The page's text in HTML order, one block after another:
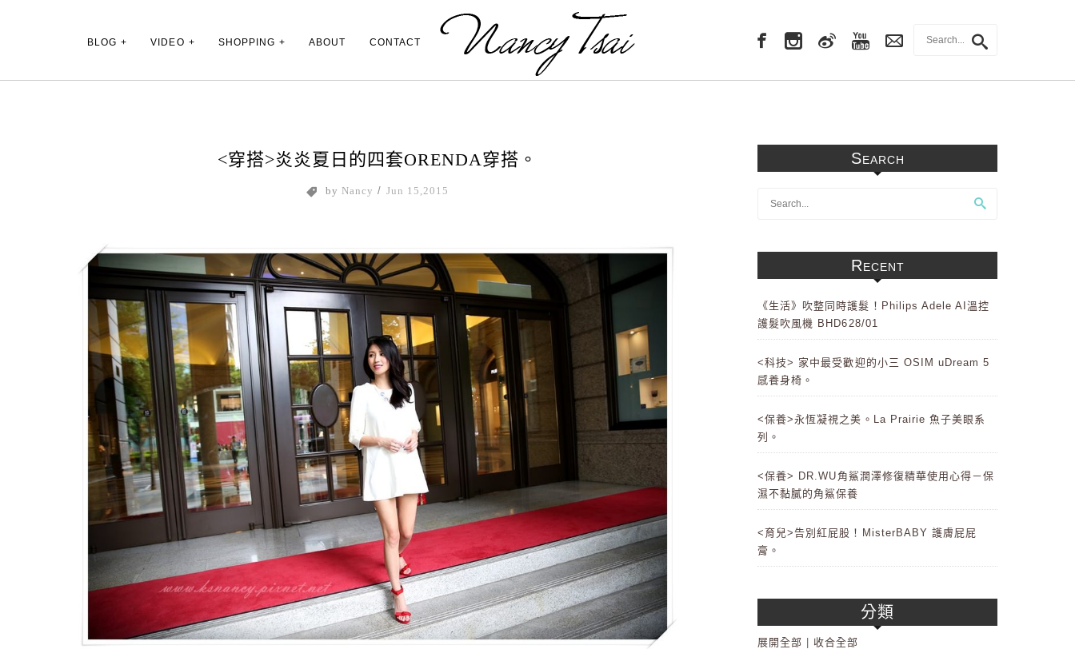
Main Menu
BLOG VIDEO SHOPPING ABOUT CONTACT
<穿搭>炎炎夏日的四套ORENDA穿搭。
by Nancy / Jun 15,2015
Search
Recent
《生活》吹整同時護髮！Philips Adele AI溫控
護髮吹風機 BHD628/01
<科技> 家中最受歡迎的小三 OSIM uDream 5
感養身椅。
<保養>永恆凝視之美。La Prairie 魚子美眼系
列。
<保養> DR.WU角鯊潤澤修復精華使用心得－保
濕不黏膩的角鯊保養
<育兒>告別紅屁股！MisterBABY 護膚屁屁
膏。
分類
展開全部
收合全部